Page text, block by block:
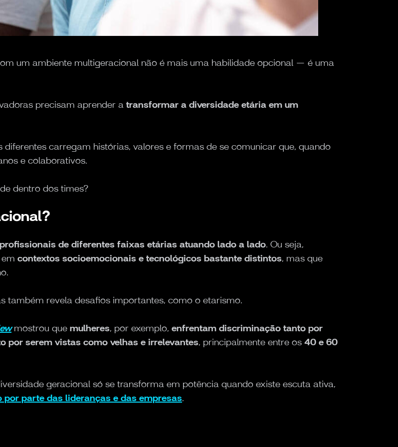
um ambiente multigeracional não é mais uma habilidade opcional — é uma
precisam aprender a transformar a diversidade etária em um
carregam histórias, valores e formas de se comunicar que, quando
e colaborativos.
dentro dos times?
profissionais de diferentes faixas etárias atuando lado a lado. Ou seja,
contextos socioemocionais e tecnológicos bastante distintos, mas que
também revela desafios importantes, como o etarismo.
mostrou que mulheres, por exemplo, enfrentam discriminação tanto por
por serem vistas como velhas e irrelevantes, principalmente entre os 40 e 60
geracional só se transforma em potência quando existe escuta ativa,
parte das lideranças e das empresas.